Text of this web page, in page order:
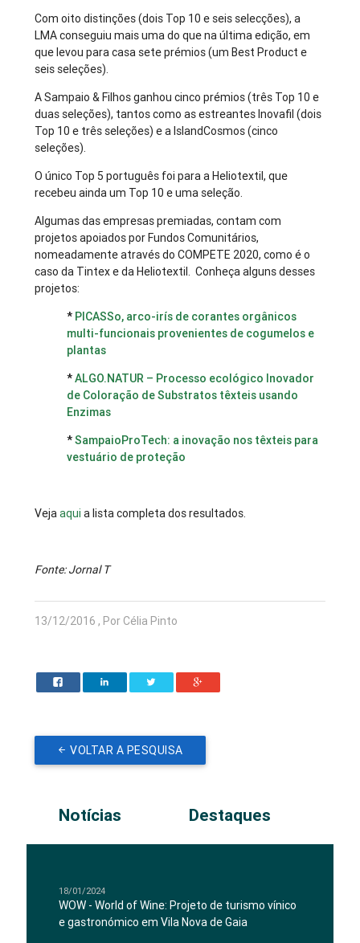
Com oito distinções (dois Top 10 e seis selecções), a
LMA conseguiu mais uma do que na última edição, em
que levou para casa sete prémios (um Best Product e
seis seleções).
A Sampaio & Filhos ganhou cinco prémios (três Top 10 e
duas seleções), tantos como as estreantes Inovafil (dois
Top 10 e três seleções) e a IslandCosmos (cinco
seleções).
O único Top 5 português foi para a Heliotextil, que
recebeu ainda um Top 10 e uma seleção.
Algumas das empresas premiadas, contam com
projetos apoiados por Fundos Comunitários,
nomeadamente através do COMPETE 2020, como é o
caso da Tintex e da Heliotextil. Conheça alguns desses
projetos:
* PICASSo, arco-irís de corantes orgânicos
multi-funcionais provenientes de cogumelos e
plantas
*ALGO.NATUR – Processo ecológico Inovador
de Coloração de Substratos têxteis usando
Enzimas
*SampaioProTech: a inovação nos têxteis para
vestuário de proteção
Vejaaqui a lista completa dos resultados.
Fonte: Jornal T
13/12/2016 , Por Célia Pinto
VOLTAR A PESQUISA
Notícias Destaques
18/01/2024
WOW - World of Wine: Projeto de turismo vínico
e gastronómico em Vila Nova de Gaia